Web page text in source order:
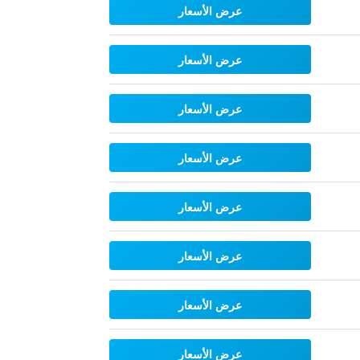
عرض الأسعار
عرض الأسعار
عرض الأسعار
عرض الأسعار
عرض الأسعار
عرض الأسعار
عرض الأسعار
عرض الأسعار